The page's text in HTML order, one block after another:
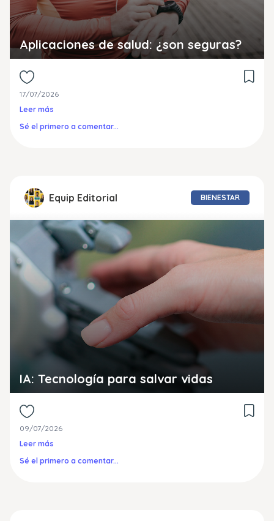
Aplicaciones de salud: ¿son seguras?
17/07/2026
Leer más
Sé el primero a comentar...
IA: Tecnología para salvar vidas
09/07/2026
Leer más
BIENESTAR
Equip Editorial
Sé el primero a comentar...